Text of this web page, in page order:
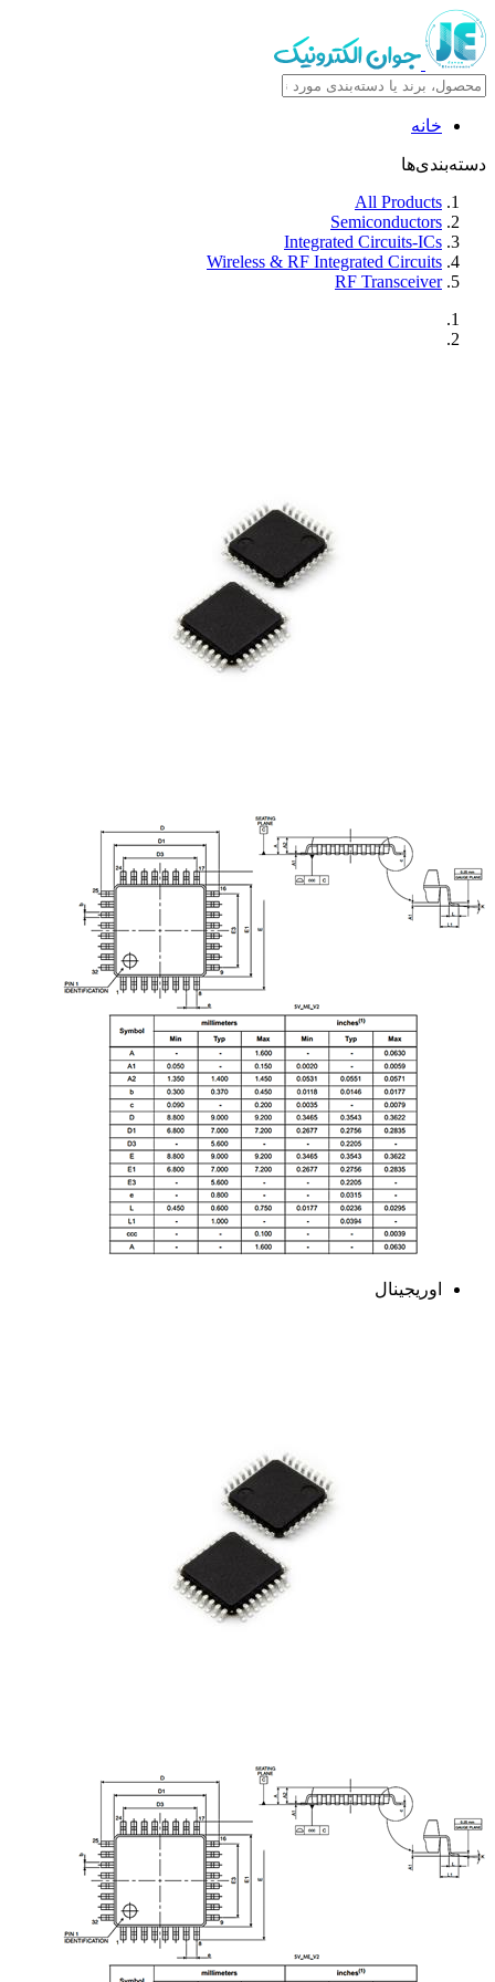
خانه
دسته‌بندی‌ها
All Products
Semiconductors
Integrated Circuits-ICs
Wireless & RF Integrated Circuits
RF Transceiver
اوریجینال